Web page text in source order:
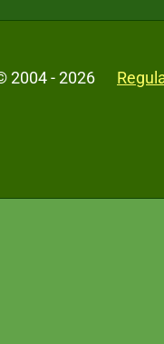
2004 - 2026